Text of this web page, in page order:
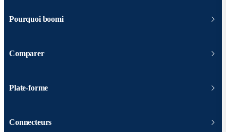
Pourquoi boomi
Comparer
Plate-forme
Connecteurs